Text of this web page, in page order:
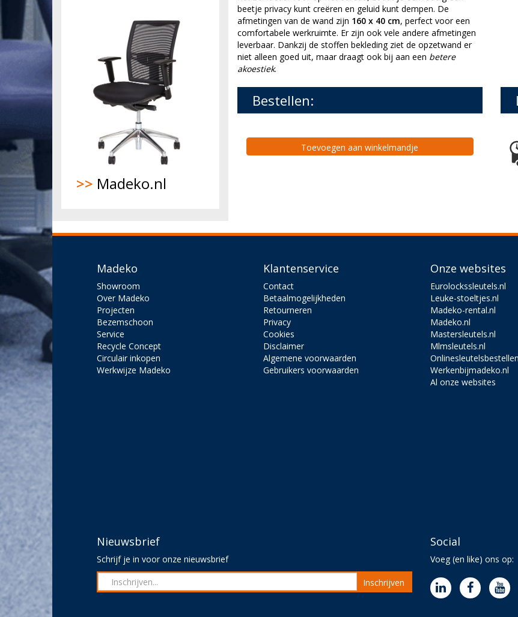
beetje privacy kunt creëren en geluid kunt dempen. De
afmetingen van de wand zijn 160 x 40 cm, perfect voor een
comfortabele werkruimte. Er zijn ook vele andere afmetingen
leverbaar. Dankzij de stoffen bekleding ziet de opzetwand er
niet alleen goed uit, maar draagt ook bij aan een betere
akoestiek.
Bestellen:
Toevoegen aan winkelmandje
>> Madeko.nl
Madeko
Showroom
Over Madeko
Projecten
Bezemschoon
Service
Recycle Concept
Circulair inkopen
Werkwijze Madeko
Klantenservice
Contact
Betaalmogelijkheden
Retourneren
Privacy
Cookies
Disclaimer
Algemene voorwaarden
Gebruikers voorwaarden
Onze websites
Eurolockssleutels.nl
Leuke-stoeltjes.nl
Madeko-rental.nl
Madeko.nl
Mastersleutels.nl
Mlmsleutels.nl
Werkenbijmadeko.nl
Al onze websites
Nieuwsbrief
Schrijf je in voor onze nieuwsbrief
Inschrijven
Social
Voeg (en like) ons op: